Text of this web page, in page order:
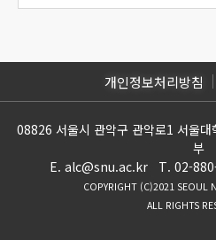
개인정보처리방침
08826 서울시 관악구 관악로1 서울대
부
E. alc@snu.ac.kr T. 02-
COPYRIGHT (C)2021 SEOUL
ALL RIGHTS